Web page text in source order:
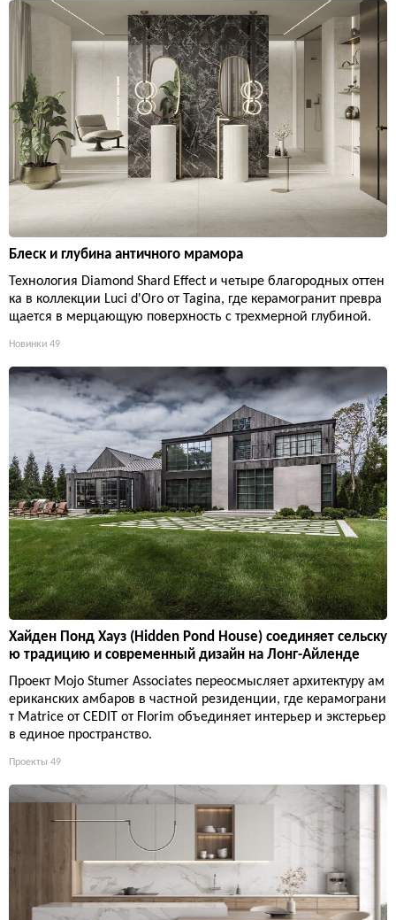
Блеск и глубина античного мрамора
Технология Diamond Shard Effect и четыре благородных оттен
ка в коллекции Luci d'Oro от Tagina, где керамогранит превра
щается в мерцающую поверхность с трехмерной глубиной.
Новинки 49
Хайден Понд Хауз (Hidden Pond House) соединяет сельску
ю традицию и современный дизайн на Лонг-Айленде
Проект Mojo Stumer Associates переосмысляет архитектуру ам
ериканских амбаров в частной резиденции, где керамограни
т Matrice от CEDIT от Florim объединяет интерьер и экстерьер
в единое пространство.
Проекты 49